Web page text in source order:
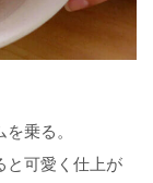
乗る。
と可愛く仕上が